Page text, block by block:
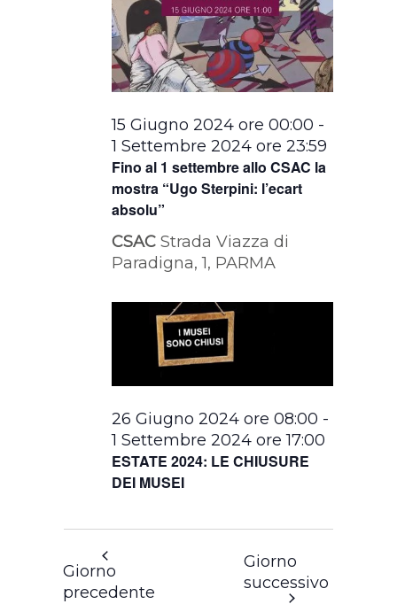
Fino al 1 settembre allo CSAC la
mostra “Ugo Sterpini: l’ecart
absolu”
15 Giugno 2024 ore 00:00 -
1 Settembre 2024 ore 23:59
CSACStrada Viazza di
Paradigna, 1, PARMA
ESTATE 2024: LE CHIUSURE
DEI MUSEI
26 Giugno 2024 ore 08:00 -
1 Settembre 2024 ore 17:00
Giorno
precedente
Giorno
successivo